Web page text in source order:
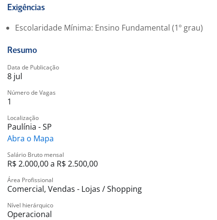
Experiência no varejo será um diferencial.
Procuramos pessoas comprometidas, que gostem de
atender clientes, tenham disposição para aprender e
desejem crescer junto com uma empresa que valoriza
o desenvolvimento dos seus colaboradores.
Exigências
Escolaridade Mínima: Ensino Fundamental (1º grau)
Resumo
Data de Publicação
8 jul
Número de Vagas
1
Localização
Paulínia - SP
Abra o Mapa
Salário Bruto mensal
R$ 2.000,00 a R$ 2.500,00
Área Profissional
Comercial, Vendas - Lojas / Shopping
Nível hierárquico
Operacional